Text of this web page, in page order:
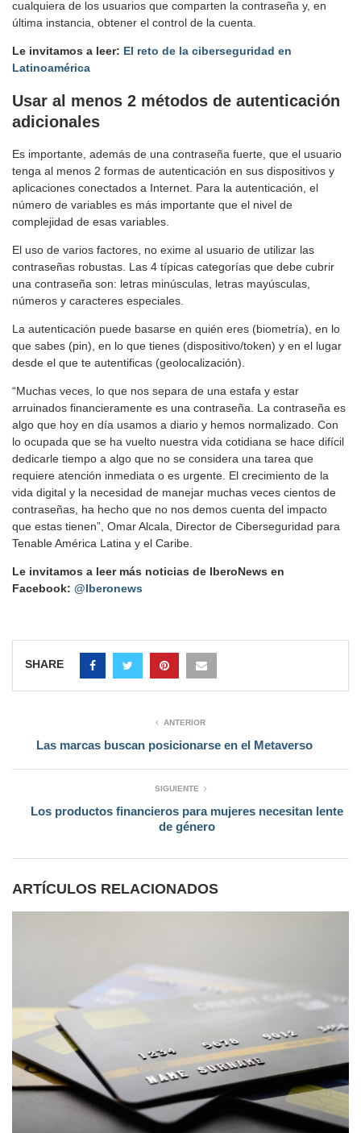
cualquiera de los usuarios que comparten la contraseña y, en
última instancia, obtener el control de la cuenta.
Le invitamos a leer: El reto de la ciberseguridad en
Latinoamérica
Usar al menos 2 métodos de autenticación
adicionales
Es importante, además de una contraseña fuerte, que el usuario
tenga al menos 2 formas de autenticación en sus dispositivos y
aplicaciones conectados a Internet. Para la autenticación, el
número de variables es más importante que el nivel de
complejidad de esas variables.
El uso de varios factores, no exime al usuario de utilizar las
contraseñas robustas. Las 4 típicas categorías que debe cubrir
una contraseña son: letras minúsculas, letras mayúsculas,
números y caracteres especiales.
La autenticación puede basarse en quién eres (biometría), en lo
que sabes (pin), en lo que tienes (dispositivo/token) y en el lugar
desde el que te autentificas (geolocalización).
“Muchas veces, lo que nos separa de una estafa y estar
arruinados financieramente es una contraseña. La contraseña es
algo que hoy en día usamos a diario y hemos normalizado. Con
lo ocupada que se ha vuelto nuestra vida cotidiana se hace difícil
dedicarle tiempo a algo que no se considera una tarea que
requiere atención inmediata o es urgente. El crecimiento de la
vida digital y la necesidad de manejar muchas veces cientos de
contraseñas, ha hecho que no nos demos cuenta del impacto
que estas tienen”, Omar Alcala, Director de Ciberseguridad para
Tenable América Latina y el Caribe.
Le invitamos a leer más noticias de IberoNews en
Facebook: @Iberonews
SHARE
ANTERIOR
Las marcas buscan posicionarse en el Metaverso
SIGUIENTE
Los productos financieros para mujeres necesitan lente
de género
ARTÍCULOS RELACIONADOS